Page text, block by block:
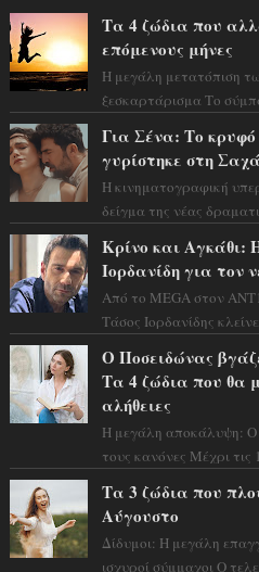
Τα 4 ζώδια που
επόμενους μήνες
Η μεγάλη μετατόπιση
ξεσκαρτάρισμα Το
Για Σένα: Το
γυρίστηκε στη
Η κινηματογραφική
δείγμα της νέας
Κρίνο και Αγκάθι:
Ιορδανίδη για τον
Από το MEGA στον
Τάσος Ιορδανίδης
Ο Ποσειδώνας
Τα 4 ζώδια που θα
αλήθειες
Η μεγάλη αποκάλυψη: Ο
τους κανόνες Μέχρι
Τα 3 ζώδια που
Αύγουστο
Δίδυμοι: Η μεγάλη
ισχυροί σύμμαχοι Ο